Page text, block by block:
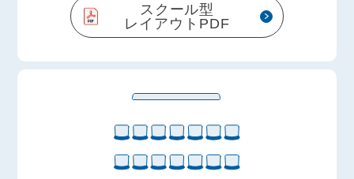
スクール型
レイアウトPDF